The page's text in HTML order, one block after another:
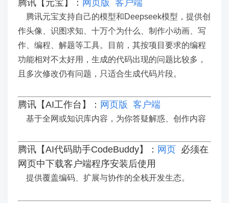
腾讯【元宝】： 网页版 客户端
腾讯元宝支持自己的模型和Deepseek模型，提供创
作头像、识图求知、十万个为什么、制作小动画、写
作、编程、解题等工具。目前，其按项目要求的编程
功能相对不太好用，生成的代码出现的问题比较多，
且多次修改仍有问题，只适合生成代码片段。
腾讯【AI工作台】： 网页版 客户端
基于全网或知识库内容，为你答疑解惑、创作内容
腾讯【AI代码助手CodeBuddy】： 网页 必须在
网页中下载客户端程序安装后使用
提供覆盖编码、扩展与协作的全栈开发生态。